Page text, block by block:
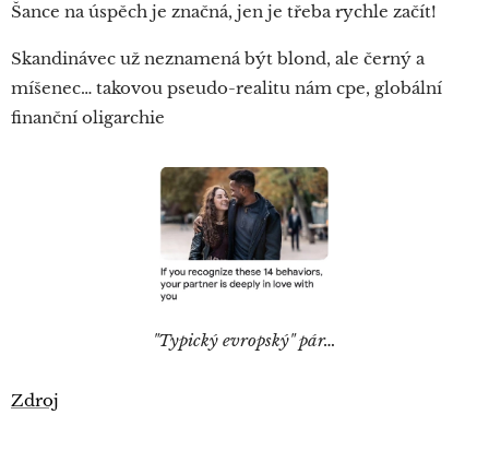
Šance na úspěch je značná, jen je třeba rychle začít!
Skandinávec už neznamená být blond, ale černý a
míšenec… takovou pseudo-realitu nám cpe, globální
finanční oligarchie
"Typický evropský" pár…
Zdroj